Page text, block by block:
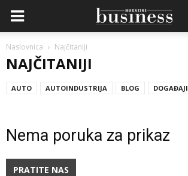
Naslovnica Najčitaniji
NAJČITANIJI
AUTO AUTOINDUSTRIJA BLOG DOGAĐAJI
Nema poruka za prikaz
PRATITE NAS